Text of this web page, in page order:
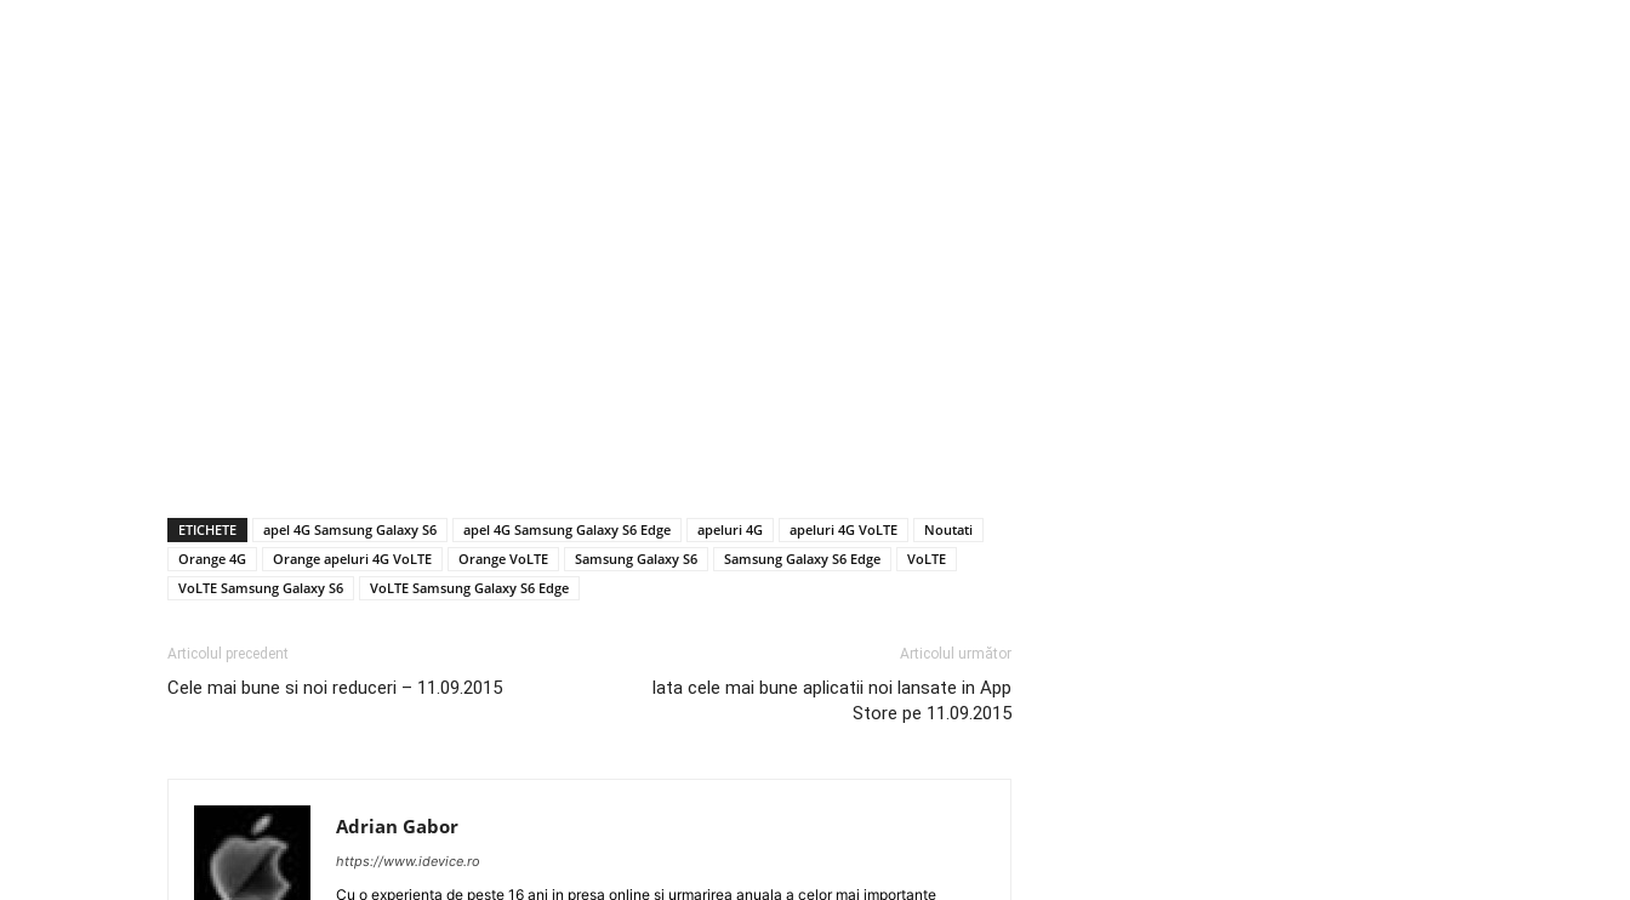
ETICHETE apel 4G Samsung Galaxy S6 apel 4G Samsung Galaxy S6 Edge apeluri 4G apeluri 4G VoLTE
Noutati
Orange 4G
Orange apeluri 4G VoLTE Orange VoLTE Samsung Galaxy S6 Samsung Galaxy S6 Edge
VoLTE
VoLTE Samsung Galaxy S6
VoLTE Samsung Galaxy S6 Edge
Articolul precedent
Cele mai bune si noi reduceri – 11.09.2015
Articolul următor
Iata cele mai bune aplicatii noi lansate in App
Store pe 11.09.2015
Adrian Gabor
https://www.idevice.ro
Cu o experienta de peste 16 ani in presa online si urmarirea anuala a celor mai importante